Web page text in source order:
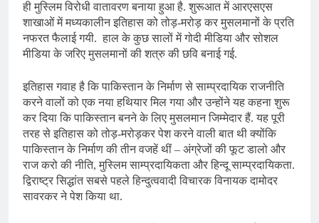
ही मुस्लिम विरोधी वातावरण बनाया हुआ है. शुरूआत में आरएसएस
शाखाओं में मध्यकालीन इतिहास को तोड़-मरोड़ कर मुसलमानों के प्रति
नफरत फैलाई गयी. हाल के कुछ सालों में गोदी मीडिया और सोशल
मीडिया के जरिए मुसलमानों की शत्रु की छवि बनाई गई.
इतिहास गवाह है कि पाकिस्तान के निर्माण से साम्प्रदायिक राजनीति
करने वालों को एक नया हथियार मिल गया और उन्होंने यह कहना शुरू
कर दिया कि पाकिस्तान बनने के लिए मुसलमान जिम्मेदार हैं. यह पूरी
तरह से इतिहास को तोड़-मरोड़कर पेश करने वाली बात थी क्योंकि
पाकिस्तान के निर्माण की तीन वजहें थीं – अंग्रेजों की फूट डालो और
राज करो की नीति, मुस्लिम साम्प्रदायिकता और हिन्दू साम्प्रदायिकता.
द्विराष्ट्र सिद्धांत सबसे पहले हिन्दुत्ववादी विचारक विनायक दामोदर
सावरकर ने पेश किया था.